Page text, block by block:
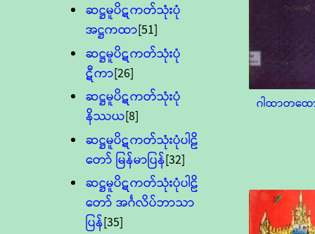
ဆဋ္ဌမူပိဋကတ်သုံးပုံ
အဋ္ဌကထာ[51]
ဆဋ္ဌမူပိဋကတ်သုံးပုံ
ဋီကာ[26]
ဆဋ္ဌမူပိဋကတ်သုံးပုံ
နိဿယ[8]
ဆဋ္ဌမူပိဋကတ်သုံးပုံပါဠိ
တော် မြန်မာပြန်[32]
ဆဋ္ဌမူပိဋကတ်သုံးပုံပါဠိ
တော် အင်္ဂလိပ်ဘာသာ
ပြန်[35]
ဂါထာတထေ